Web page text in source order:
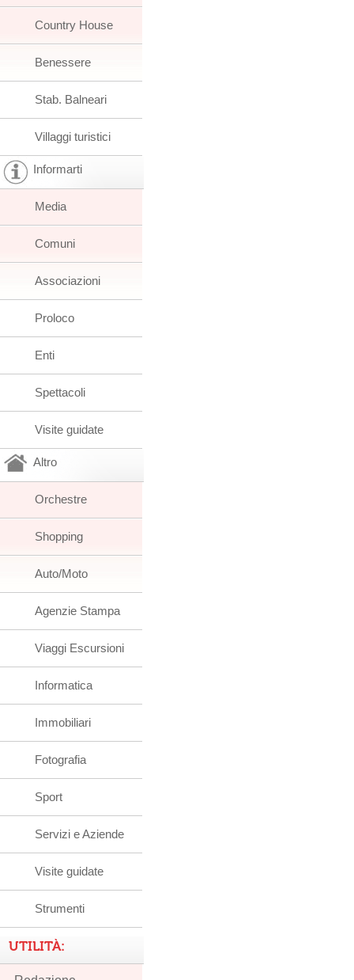
Country House
Benessere
Stab. Balneari
Villaggi turistici
Informarti
Media
Comuni
Associazioni
Proloco
Enti
Spettacoli
Visite guidate
Altro
Orchestre
Shopping
Auto/Moto
Agenzie Stampa
Viaggi Escursioni
Informatica
Immobiliari
Fotografia
Sport
Servizi e Aziende
Visite guidate
Strumenti
UTILITÀ: